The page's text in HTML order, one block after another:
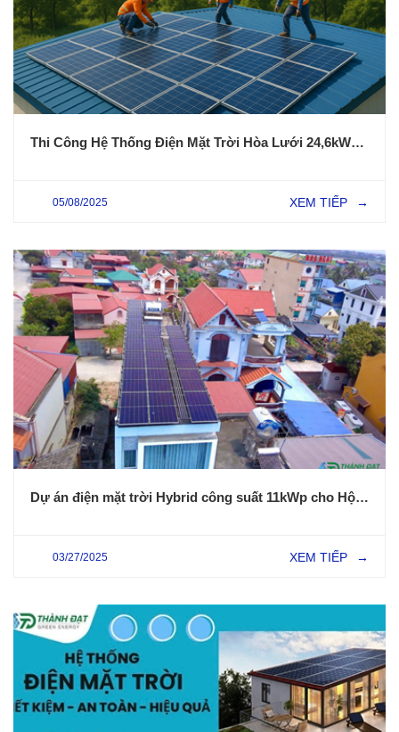
Thi Công Hệ Thống Điện Mặt Trời Hòa Lưới 24,6kWp Cho Nhà Xưởng Tại Thái Bình
05/08/2025 XEM TIẾP →
Dự án điện mặt trời Hybrid công suất 11kWp cho Hộ Gia Đình tại Kim Thành - Hải Dương
03/27/2025 XEM TIẾP →